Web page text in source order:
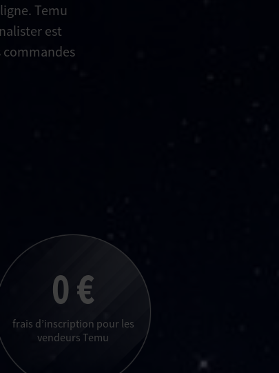
Temu
est
commandes
0 €
frais d’inscription pour les
vendeurs Temu